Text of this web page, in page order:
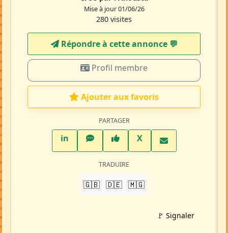
Mise à jour 01/06/26
280 visites
Répondre à cette annonce 💬​
Profil membre
Ajouter aux favoris
PARTAGER
inLinkedInWhatsAppFacebook
XTwitter X
TRADUIRE
🇬🇧 🇩🇪 🇲🇬
🚩 Signaler